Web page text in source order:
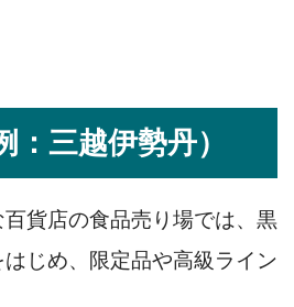
：三越伊勢丹）
貨店の食品売り場では、黒
はじめ、限定品や高級ライン